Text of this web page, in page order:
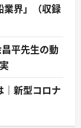
業界」（収録
昌平先生の動
｜新型コロナ